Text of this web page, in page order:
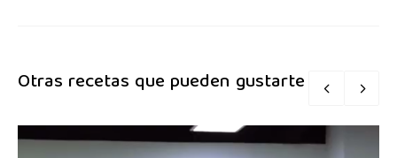
Otras recetas que pueden gustarte